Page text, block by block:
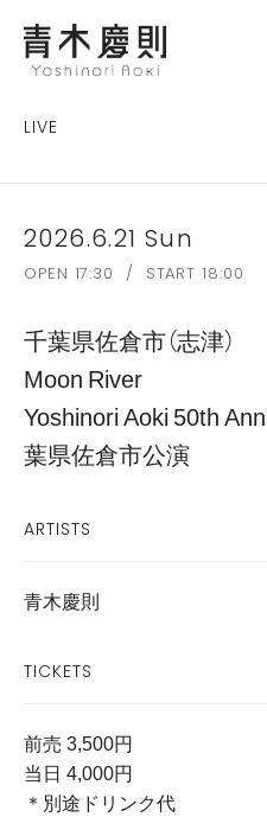
LIVE
2026.6.21 Sun
OPEN 17:30 / START 18:00
千葉県佐倉市（志津）
Moon River
Yoshinori Aoki 50th
葉県佐倉市公演
ARTISTS
青木慶則
TICKETS
前売 3,500円
当日 4,000円
＊別途ドリンク代